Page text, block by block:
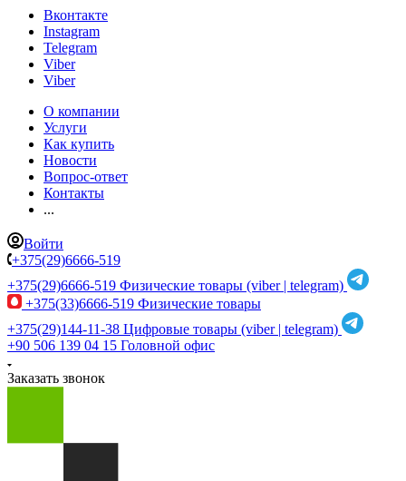
Вконтакте
Instagram
Telegram
Viber
Viber
О компании
Услуги
Как купить
Новости
Вопрос-ответ
Контакты
...
Войти
+375(29)6666-519
+375(29)6666-519 Физические товары (viber | telegram)
+375(33)6666-519 Физические товары
+375(29)144-11-38 Цифровые товары (viber | telegram)
+90 506 139 04 15 Головной офис
Заказать звонок